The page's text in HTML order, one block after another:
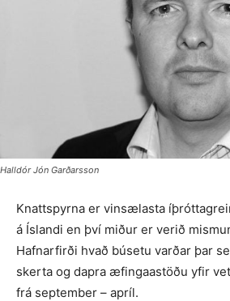
Halldór Jón Garðarsson
Knattspyrna er vinsælasta
á Íslandi en því miður er verið
Hafnarfirði hvað búsetu varð­ar þar
skerta og dapra æfinga­astöðu yfir
frá september – apríl.